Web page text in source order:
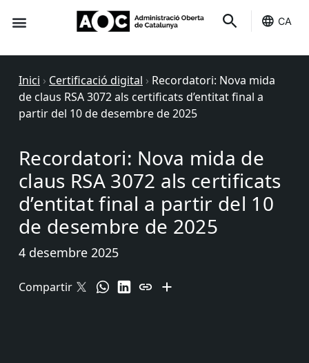
CA
Inici › Certificació digital › Recordatori: Nova mida
de claus RSA 3072 als certificats d’entitat final a
partir del 10 de desembre de 2025
Recordatori: Nova mida de
claus RSA 3072 als certificats
d’entitat final a partir del 10
de desembre de 2025
4 desembre 2025
Compartir